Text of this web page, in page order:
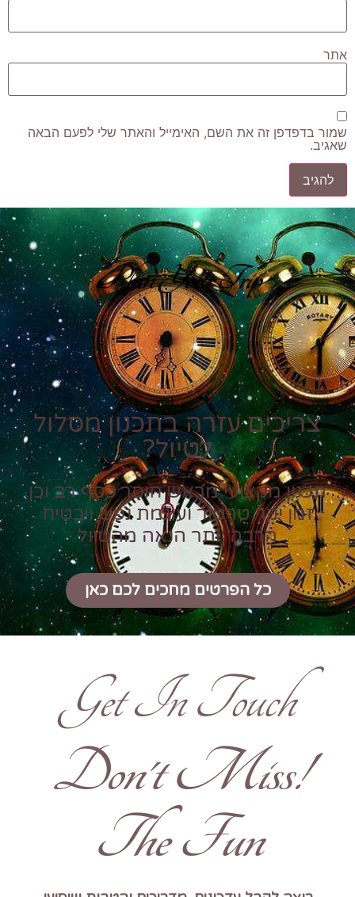
אתר
שמור בדפדפן זה את השם, האימייל והאתר שלי לפעם הבאה
שאגיב.
Plan Your Trip
צריכים עזרה בתכנון מסלול
לטיול?
תכנון מקצועי מראש חוסך כסף רב וכן
זמן יקר טרטור ועוגמת נפש ויבטיח
הרבה יותר הנאה מהטיול
כל הפרטים מחכים לכם כאן
Get In Touch
!Don't Miss
The Fun